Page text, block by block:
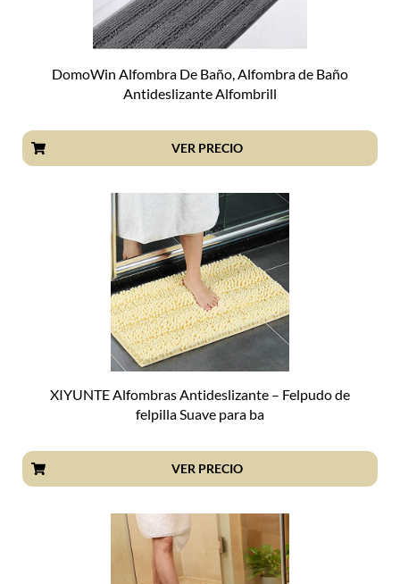
DomoWin Alfombra De Baño, Alfombra de Baño
Antideslizante Alfombrill
VER PRECIO
XIYUNTE Alfombras Antideslizante – Felpudo de
felpilla Suave para ba
VER PRECIO